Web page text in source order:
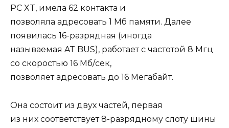
PC XT, имела 62 контакта и
позволяла адресовать 1 Мб памяти. Далее
появилась 16-разрядная (иногда
называемая AT BUS), работает с частотой 8 Мгц
со скоростью 16 Мб/сек,
позволяет адресовать до 16 Мегабайт.
Она состоит из двух частей, первая
из них соответствует 8-разрядному слоту шины